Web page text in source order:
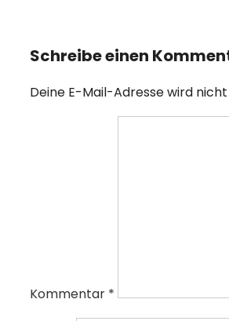
Schreibe einen
Deine E-Mail-Adresse wird
Kommentar *